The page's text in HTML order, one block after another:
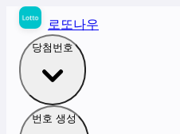
로또나우
당첨번호
번호 생성